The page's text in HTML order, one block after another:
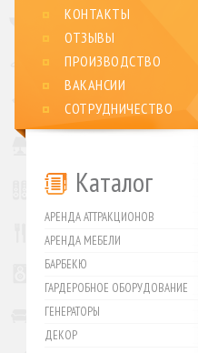
КОНТАКТЫ
ОТЗЫВЫ
ПРОИЗВОДСТВО
ВАКАНСИИ
СОТРУДНИЧЕСТВО
Каталог
АРЕНДА АТТРАКЦИОНОВ
АРЕНДА МЕБЕЛИ
БАРБЕКЮ
ГАРДЕРОБНОЕ ОБОРУДОВАНИЕ
ГЕНЕРАТОРЫ
ДЕКОР